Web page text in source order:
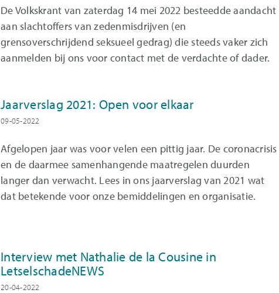
De Volkskrant van zaterdag 14 mei 2022 besteedde aandacht
aan slachtoffers van zedenmisdrijven (en
grensoverschrijdend seksueel gedrag) die steeds vaker zich
aanmelden bij ons voor contact met de verdachte of dader.
Jaarverslag 2021: Open voor elkaar
09-05-2022
Afgelopen jaar was voor velen een pittig jaar. De coronacrisis
en de daarmee samenhangende maatregelen duurden
langer dan verwacht. Lees in ons jaarverslag van 2021 wat
dat betekende voor onze bemiddelingen en organisatie.
Interview met Nathalie de la Cousine in
LetselschadeNEWS
20-04-2022